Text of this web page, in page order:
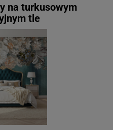
na turkusowym
tle